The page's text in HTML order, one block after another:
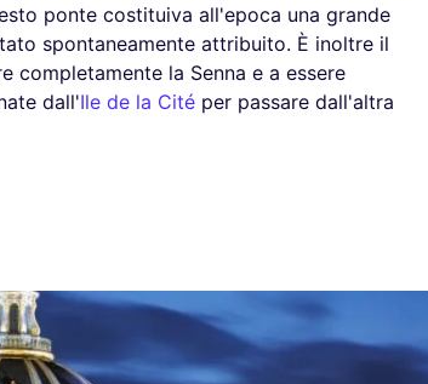
ponte costituiva all'epoca una grande
spontaneamente attribuito. È inoltre il
completamente la Senna e a essere
dall'Ile de la Cité per passare dall'altra